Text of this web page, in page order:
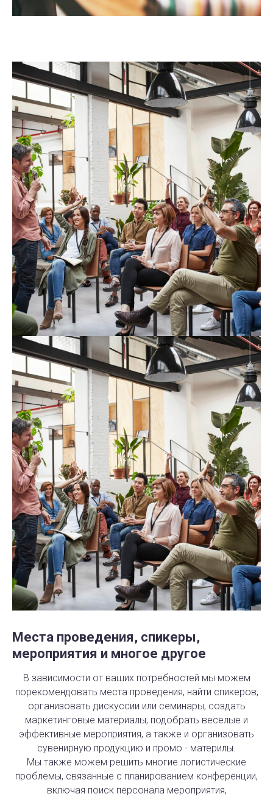
Места проведения, спикеры,
мероприятия и многое другое
В зависимости от ваших потребностей мы можем
порекомендовать места проведения, найти спикеров,
организовать дискуссии или семинары, создать
маркетинговые материалы, подобрать веселые и
эффективные мероприятия, а также и организовать
сувенирную продукцию и промо - материлы.
Мы также можем решить многие логистические
проблемы, связанные с планированием конференции,
включая поиск персонала мероприятия,